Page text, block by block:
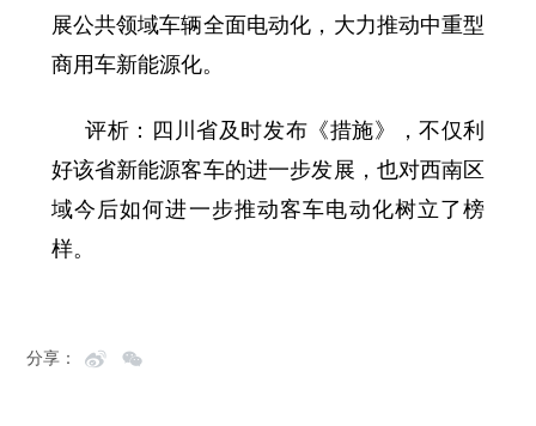
展公共领域车辆全面电动化，大力推动中重型
商用车新能源化。
评析：四川省及时发布《措施》，不仅利
好该省新能源客车的进一步发展，也对西南区
域今后如何进一步推动客车电动化树立了榜
样。
分享：